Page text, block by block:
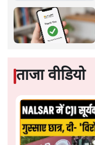
ताजा वीडियो